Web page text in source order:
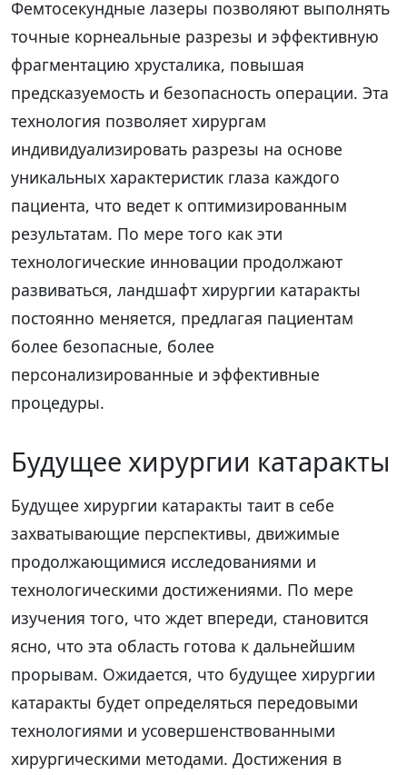
Фемтосекундные лазеры позволяют выполнять
точные корнеальные разрезы и эффективную
фрагментацию хрусталика, повышая
предсказуемость и безопасность операции. Эта
технология позволяет хирургам
индивидуализировать разрезы на основе
уникальных характеристик глаза каждого
пациента, что ведет к оптимизированным
результатам. По мере того как эти
технологические инновации продолжают
развиваться, ландшафт хирургии катаракты
постоянно меняется, предлагая пациентам
более безопасные, более
персонализированные и эффективные
процедуры.
Будущее хирургии катаракты
Будущее хирургии катаракты таит в себе
захватывающие перспективы, движимые
продолжающимися исследованиями и
технологическими достижениями. По мере
изучения того, что ждет впереди, становится
ясно, что эта область готова к дальнейшим
прорывам. Ожидается, что будущее хирургии
катаракты будет определяться передовыми
технологиями и усовершенствованными
хирургическими методами. Достижения в